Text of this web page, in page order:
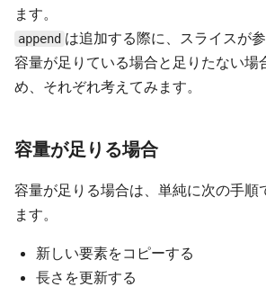
ます。
append は追加する際に、スライスが
容量が足りている場合と足りたない場
め、それぞれ考えてみます。
容量が足りる場合
容量が足りる場合は、単純に次の手順
ます。
新しい要素をコピーする
長さを更新する